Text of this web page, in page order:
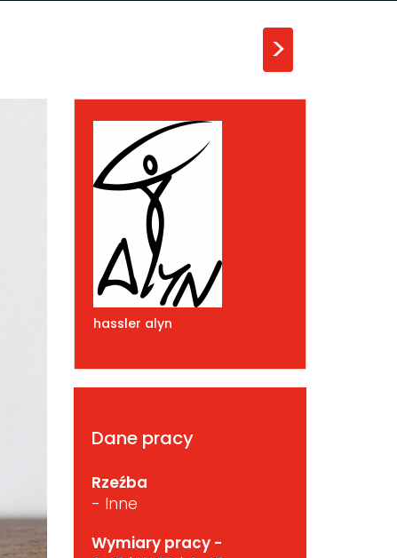
>
hassler alyn
Dane pracy
Rzeźba
- Inne
Wymiary pracy -